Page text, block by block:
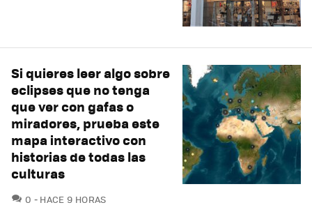
Si quieres leer algo sobre
eclipses que no tenga
que ver con gafas o
miradores, prueba este
mapa interactivo con
historias de todas las
culturas
0 COMENTARIOS
HACE 9 HORAS